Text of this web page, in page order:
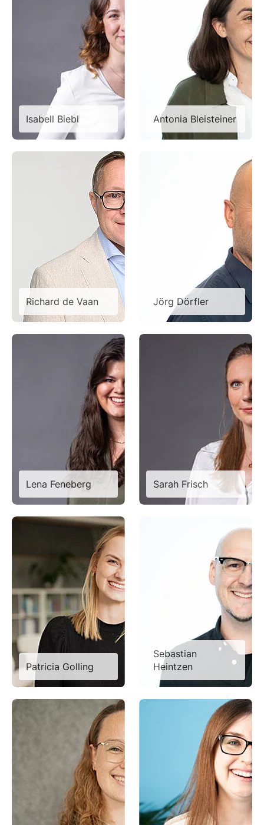
Isabell Biebl Antonia Bleisteiner
Richard de Vaan Jörg Dörfler
Lena Feneberg Sarah Frisch
Patricia Golling
Sebastian
Heintzen